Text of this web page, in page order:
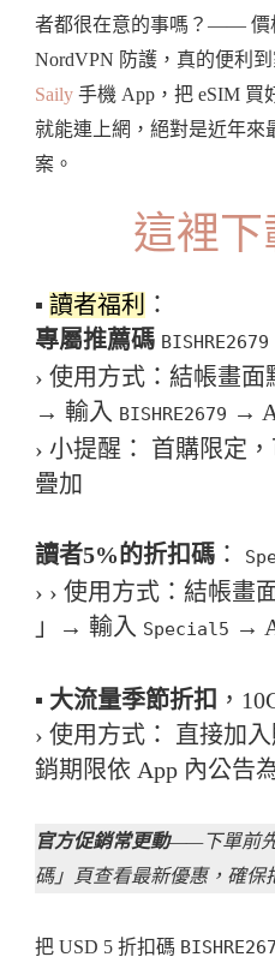
者都很在意的事嗎？—— 價
NordVPN 防護，真的便利
Saily 手機 App，把 eSIM 買
就能連上網，絕對是近年來
案。
這裡下
▪️ 讀者福利
：
專屬推薦碼 BISHRE2679
› 使用方式：結帳畫面
→ 輸入 BISHRE2679 →
› 小提醒： 首購限定
疊加
讀者5%的折扣碼 ：
› › 使用方式：結帳畫
」→ 輸入 Special5 →
▪️ 大流量季節折扣 ，
› 使用方式： 直接加
銷期限依 App 內公告為
官方促銷常更動——下單前
碼」頁查看最新優惠，確保
把 USD 5 折扣碼